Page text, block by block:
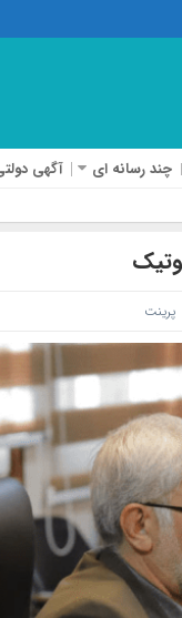
چند رسانه ای آگهی
پرینت